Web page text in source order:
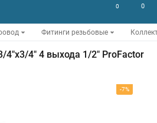
0 0
Фитинги резьбовые
4"х3/4" 4 выхода 1/2" ProFactor
-7%